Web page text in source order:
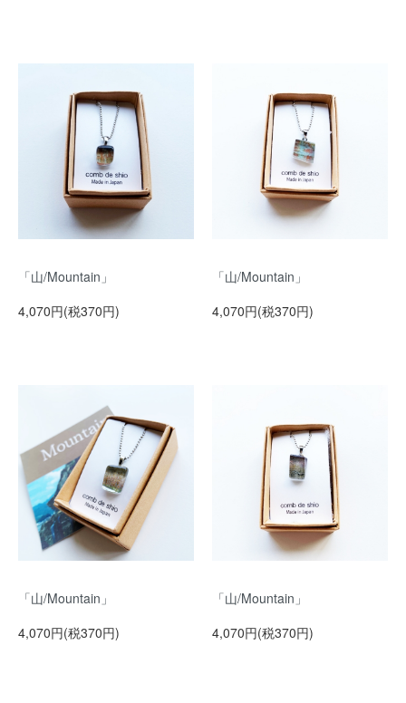
「山/Mountain」
4,070円(税370円)
「山/Mountain」
4,070円(税370円)
「山/Mountain」
4,070円(税370円)
「山/Mountain」
4,070円(税370円)